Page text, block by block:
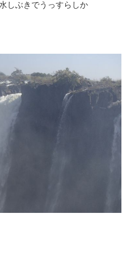
しぶきでうっすらしか